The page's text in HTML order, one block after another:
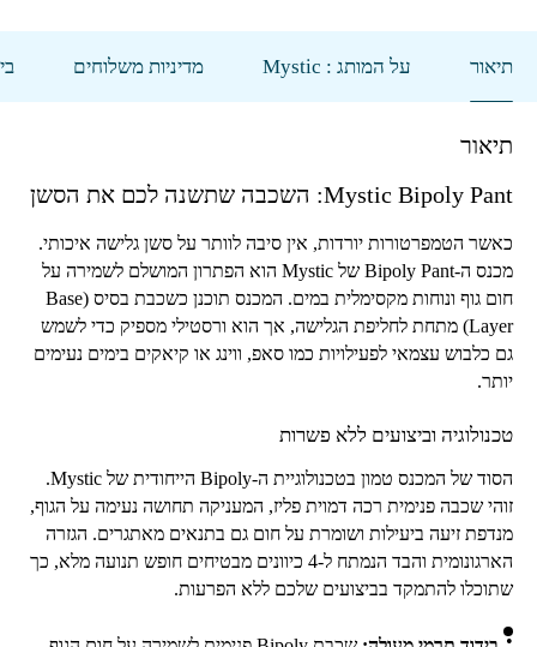
תיאור על המותג : Mystic מדיניות משלוחים
תיאור
Mystic Bipoly Pant: השכבה שתשנה לכם את הסשן
כאשר הטמפרטורות יורדות, אין סיבה לוותר על סשן גלישה איכותי.
מכנס ה-Bipoly Pantשל Mysticהוא הפתרון המושלם לשמירה על
חום גוף ונוחות מקסימלית במים. המכנס תוכנן כשכבת בסיס (Base
Layer) מתחת לחליפת הגלישה, אך הוא ורסטילי מספיק כדי לשמש
גם כלבוש עצמאי לפעילויות כמו סאפ, ווינג או קיאקים בימים נעימים
יותר.
טכנולוגיה וביצועים ללא פשרות
הסוד של המכנס טמון בטכנולוגיית ה-Bipolyהייחודית של Mystic
.
זוהי שכבה פנימית רכה דמוית פליז, המעניקה תחושה נעימה על הגוף,
מנדפת זיעה ביעילות ושומרת על חום גם בתנאים מאתגרים. הגזרה
הארגונומית והבד הנמתח ל-4 כיוונים מבטיחים חופש תנועה מלא, כך
שתוכלו להתמקד בביצועים שלכם ללא הפרעות.